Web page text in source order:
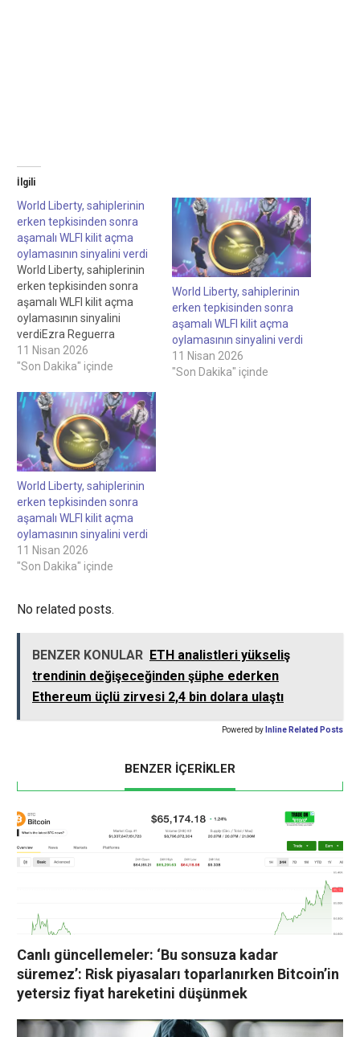
İlgili
World Liberty, sahiplerinin
erken tepkisinden sonra
aşamalı WLFI kilit açma
oylamasının sinyalini verdi
World Liberty, sahiplerinin
erken tepkisinden sonra
aşamalı WLFI kilit açma
oylamasının sinyalini
verdiEzra Reguerra
tarafından yazıldı, Personel
Yazarı Bryan O'Shea
Personel Editörü World
Liberty, erken sahiplerin
tepkisinin ardından aşamalı
WLFI kilit açma oylamasının
sinyallerini verdi 10 Nisan
2026World Liberty, WLFI kilit
açma teklifinin resmi bir
oylamadan önce…
11 Nisan 2026
"Son Dakika" içinde
World Liberty, sahiplerinin
erken tepkisinden sonra
aşamalı WLFI kilit açma
oylamasının sinyalini verdi
11 Nisan 2026
"Son Dakika" içinde
World Liberty, sahiplerinin
erken tepkisinden sonra
aşamalı WLFI kilit açma
oylamasının sinyalini verdi
11 Nisan 2026
"Son Dakika" içinde
No related posts.
BENZER KONULAR ETH analistleri yükseliş
trendinin değişeceğinden şüphe ederken
Ethereum üçlü zirvesi 2,4 bin dolara ulaştı
Powered by Inline Related Posts
BENZER İÇERİKLER
Canlı güncellemeler: ‘Bu sonsuza kadar
süremez’: Risk piyasaları toparlanırken Bitcoin’in
yetersiz fiyat hareketini düşünmek